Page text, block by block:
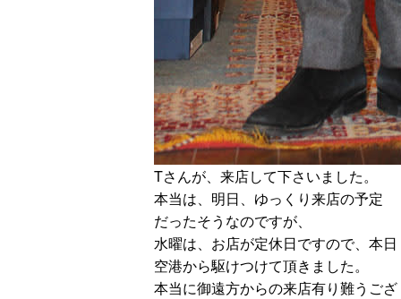
Tさんが、来店して下さいました。
本当は、明日、ゆっくり来店の予定
だったそうなのですが、
水曜は、お店が定休日ですので、本日
空港から駆けつけて頂きました。
本当に御遠方からの来店有り難うござ